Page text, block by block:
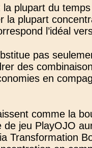
plupart du
la plupart
l’idéal
pas
des
en
comme la
de jeu PlayOJO
Transformation